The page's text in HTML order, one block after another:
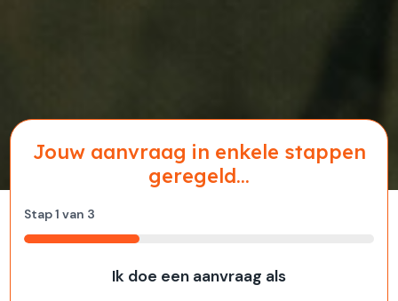
Jouw aanvraag in enkele stappen
geregeld...
Stap1 van 3
33%
Ik doe een aanvraag als